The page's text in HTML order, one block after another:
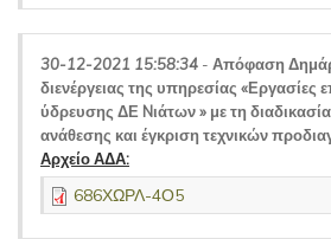
30-12-2021 15:58:34 - Απόφαση
διενέργειας της υπηρεσίας «Εργασίες
ύδρευσης ΔΕ Nιάτων » με τη
ανάθεσης και έγκριση τεχνικών
Αρχείο ΑΔΑ:
686ΧΩΡΛ-4Ο5